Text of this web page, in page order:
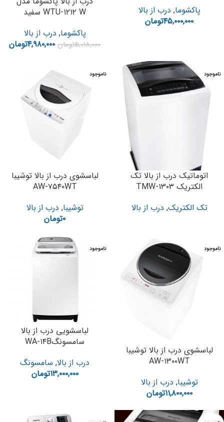
پاکشوما, درب از بالا
۴۵,۰۰۰,۰۰۰تومان
WTU-۱۲۱۲ W سفید
پاکشوما, درب از بالا
۵,۰۱۸,۰۰۰تومان ۴,۹۸۰,۰۰۰تومان
ناموجود
اتوماتیک درب از بالا تک
الکتریک TMW-۱۳۰۳
تک الکتریک, درب از بالا
ناموجود
لباسشوی درب از بالا توشیبا
AW-۷۵۴۰WT
توشیبا, درب از بالا
۰تومان
ناموجود
لباسشوی درب از بالا توشیبا
AW-۱۳۰۰WT
توشیبا, درب از بالا
۱۱,۸۰۰,۰۰۰تومان
ناموجود
لباسشویی درب از بالا
سامسونگWA-۱۴B
درب از بالا, سامسونگ
۱۳,۰۰۰,۰۰۰تومان